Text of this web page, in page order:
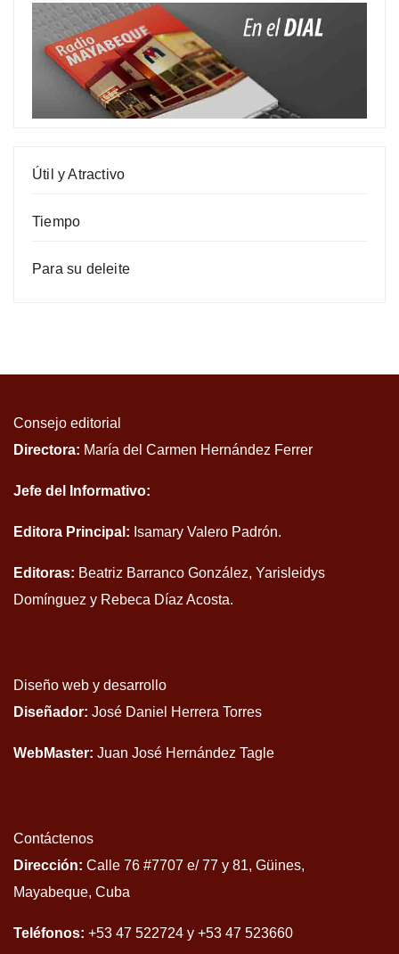
Útil y Atractivo
Tiempo
Para su deleite
Consejo editorial
Directora: María del Carmen Hernández Ferrer
Jefe del Informativo:
Editora Principal: Isamary Valero Padrón.
Editoras: Beatriz Barranco González, Yarisleidys
Domínguez y Rebeca Díaz Acosta.
Diseño web y desarrollo
Diseñador: José Daniel Herrera Torres
WebMaster: Juan José Hernández Tagle
Contáctenos
Dirección: Calle 76 #7707 e/ 77 y 81, Güines,
Mayabeque, Cuba
Teléfonos: +53 47 522724 y +53 47 523660